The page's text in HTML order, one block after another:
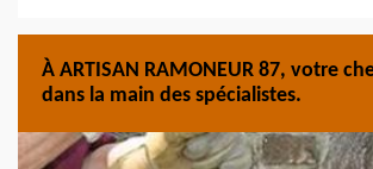
À ARTISAN RAMONEUR 87, votre
dans la main des spécialistes.